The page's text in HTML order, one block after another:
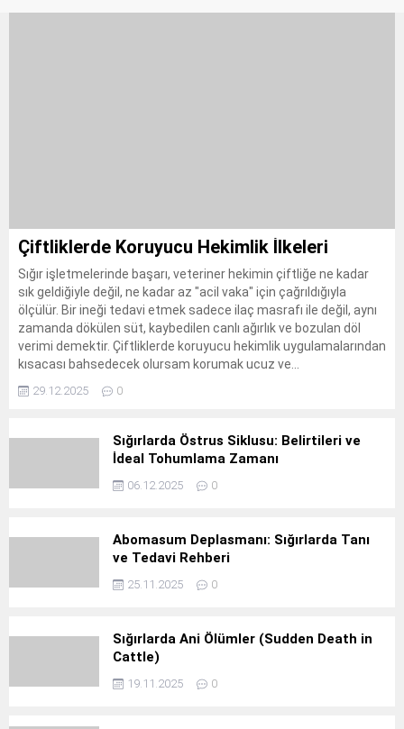
Çiftliklerde Koruyucu Hekimlik İlkeleri
Sığır işletmelerinde başarı, veteriner hekimin çiftliğe ne kadar
sık geldiğiyle değil, ne kadar az "acil vaka" için çağrıldığıyla
ölçülür. Bir ineği tedavi etmek sadece ilaç masrafı ile değil, aynı
zamanda dökülen süt, kaybedilen canlı ağırlık ve bozulan döl
verimi demektir. Çiftliklerde koruyucu hekimlik uygulamalarından
kısacası bahsedecek olursam korumak ucuz ve...
29.12.2025 0
Sığırlarda Östrus Siklusu: Belirtileri ve
İdeal Tohumlama Zamanı
06.12.2025 0
Abomasum Deplasmanı: Sığırlarda Tanı
ve Tedavi Rehberi
25.11.2025 0
Sığırlarda Ani Ölümler (Sudden Death in
Cattle)
19.11.2025 0